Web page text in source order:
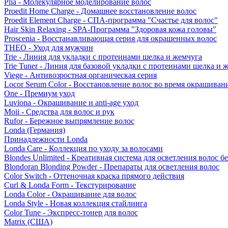
Plia - Молекулярное моделирование волос
Proedit Home Charge - Домашнее восстановление волос
Proedit Element Charge - СПА-программа "Счастье для волос"
Hair Skin Relaxing - SPA-Программа "Здоровая кожа головы"
Proscenia - Восстанавливающая серия для окрашенных волос
THEO - Уход для мужчин
Trie - Линия для укладки с протеинами шелка и жемчуга
Trie Tuner - Линия для базовой укладки с протеинами шелка и
Viege - Антивозростная органическая серия
Locor Serum Color - Восстановление волос во время
One - Премиум уход
Luviona - Окрашивание и anti-age уход
Moii - Средства для волос и рук
Rufor - Бережное выпрямление волос
Londa (Германия)
Принадлежности Londa
Londa Care - Коллекция по уходу за волосами
Blondes Unlimited - Креативная система для осветления волос
Blondoran Blonding Powder - Препараты для осветления волос
Color Switch - Оттеночная краска прямого действия
Curl & Londa Form - Текстурирование
Londa Color - Окрашивание для волос
Londa Style - Новая коллекция стайлинга
Color Tune - Экспресс-тонер для волос
Matrix (США)